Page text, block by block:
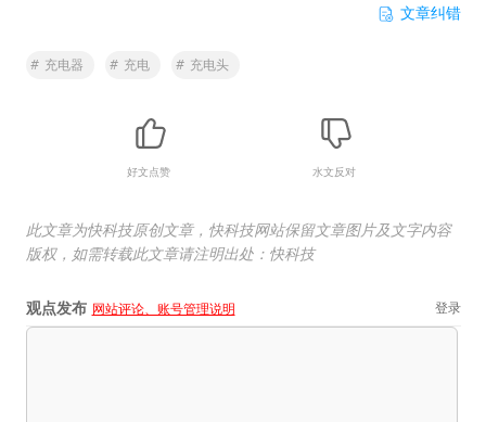
文章纠错
# 充电器 # 充电 # 充电头
好文点赞 水文反对
此文章为快科技原创文章，快科技网站保留文章图片及文字内容
版权，如需转载此文章请注明出处：快科技
观点发布 网站评论、账号管理说明 登录